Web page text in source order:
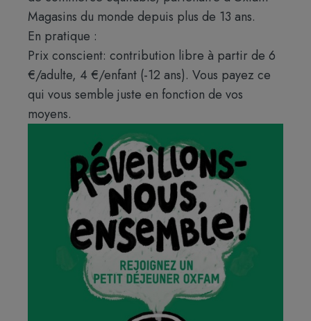
Magasins du monde depuis plus de 13 ans.
En pratique :
Prix conscient: contribution libre à partir de 6
€/adulte, 4 €/enfant (-12 ans). Vous payez ce
qui vous semble juste en fonction de vos
moyens.